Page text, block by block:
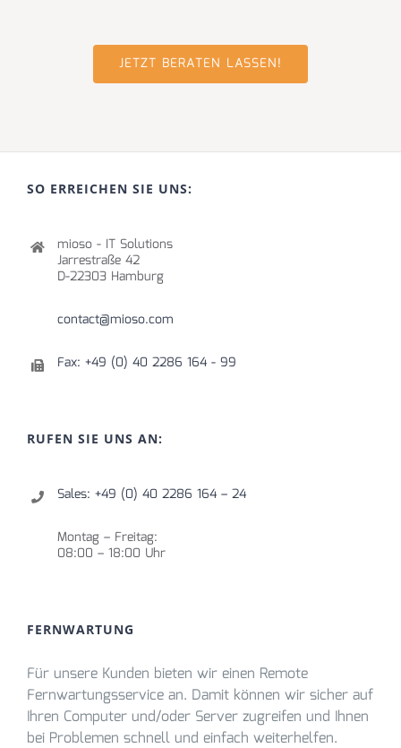
JETZT BERATEN LASSEN!
SO ERREICHEN SIE UNS:
mioso - IT Solutions
Jarrestraße 42
D-22303 Hamburg
contact@mioso.com
Fax: +49 (0) 40 2286 164 - 99
RUFEN SIE UNS AN:
Sales: +49 (0) 40 2286 164 – 24
Montag – Freitag:
08:00 – 18:00 Uhr
FERNWARTUNG
Für unsere Kunden bieten wir einen Remote
Fernwartungsservice an. Damit können wir sicher auf
Ihren Computer und/oder Server zugreifen und Ihnen
bei Problemen schnell und einfach weiterhelfen.